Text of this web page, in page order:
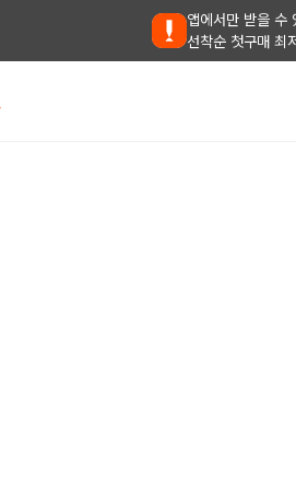
앱에서만 받을 수
선착순 첫구매 최